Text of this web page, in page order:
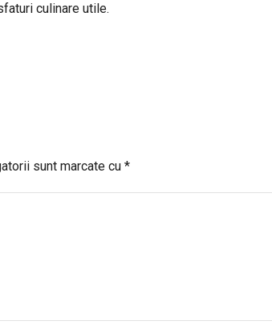
culinare utile.
sunt marcate cu *